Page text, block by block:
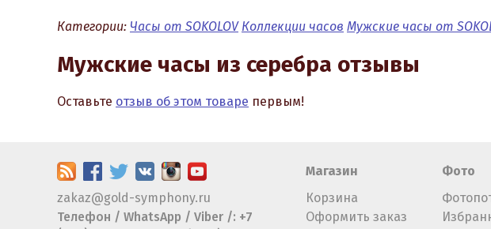
Категории: Часы от SOKOLOV Коллекции часов Мужские часы от
Мужские часы из серебра отзывы
Оставьте отзыв об этом товаре первым!
zakaz@gold-symphony.ru
Телефон / WhatsApp / Viber /: +7
Магазин
Корзина
Оформить заказ
Фото